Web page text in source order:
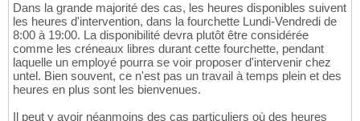
33
34
35
36
37
38
40
CREATE TABLE CMP_competence(
   CMP_ident
INT IDENTITY,
   CMP_code
CHAR(4),
   CMP_libelle
VARCHAR(128) NOT NULL,
PRIMARY KEY(CMP_ident),
UNIQUE(CMP_code)
) ;
Dans la grande majorité des cas, les heures disponibles suivent
les heures d'intervention, dans la fourchette Lundi-Vendredi de
8:00 à 19:00. La disponibilité devra plutôt être considérée
comme les créneaux libres durant cette fourchette, pendant
laquelle un employé pourra se voir proposer d'intervenir chez
untel. Bien souvent, ce n'est pas un travail à temps plein et des
heures en plus sont les bienvenues.
Il peut y avoir néanmoins des cas particuliers où des heures